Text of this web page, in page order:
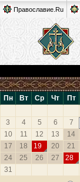
Православие.Ru
Пн Вт Ср Чт Пт
3
4 5 6 7
10
11 12 13 14
17
18 19 20 21
24
25 26 27 28
31